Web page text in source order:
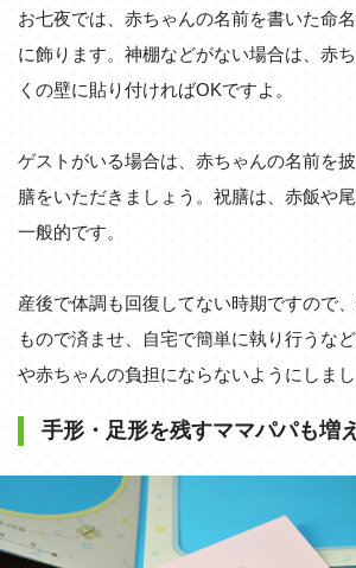
お七夜では、赤ちゃんの名前を書いた命
に飾ります。神棚などがない場合は、赤
くの壁に貼り付ければOKですよ。
ゲストがいる場合は、赤ちゃんの名前を
膳をいただきましょう。祝膳は、赤飯や
一般的です。
産後で体調も回復してない時期ですので
もので済ませ、自宅で簡単に執り行うな
や赤ちゃんの負担にならないようにしまし
手形・足形を残すママパパも増